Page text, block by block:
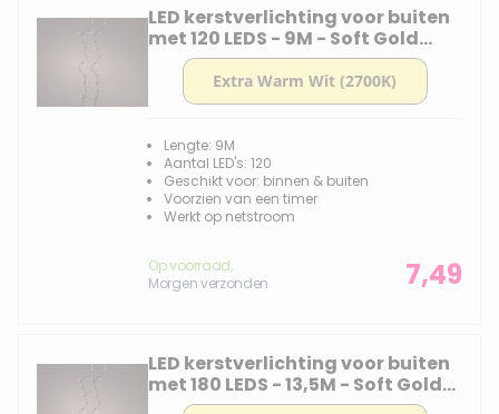
LED kerstverlichting voor buiten
met 120 LEDS - 9M - Soft Gold
2700k
Lengte: 9M
Aantal LED's: 120
Geschikt voor: binnen & buiten
Voorzien van een timer
Werkt op netstroom
Op voorraad,
Morgen verzonden
7,49
LED kerstverlichting voor buiten
met 180 LEDS - 13,5M - Soft Gold
2700k